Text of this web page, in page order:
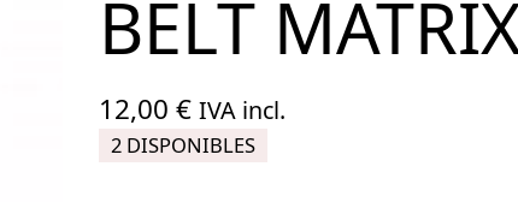
BELT
12,00 € IVA incl.
2 DISPONIBLES